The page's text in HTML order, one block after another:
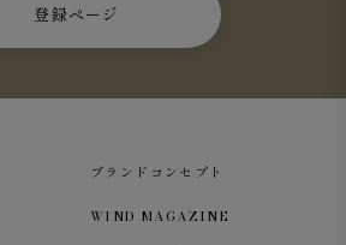
登録ページ
ブランドコンセプト
WIND MAGAZINE